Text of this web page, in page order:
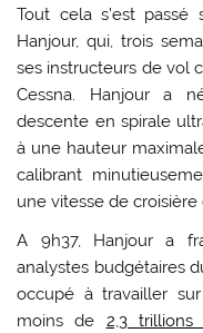
Tout cela s’est passé
Hanjour, qui, trois
ses instructeurs de vol
Cessna. Hanjour a
descente en spirale
à une hauteur
calibrant
une vitesse de croisière
A 9h37, Hanjour a
analystes budgétaires
occupé à travailler
moins de 2,3